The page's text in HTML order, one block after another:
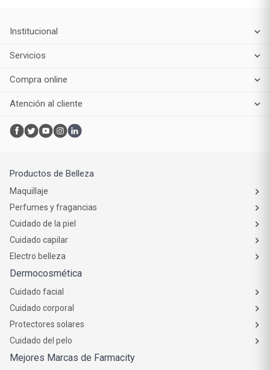
Institucional
Servicios
Compra online
Atención al cliente
Productos de Belleza
Maquillaje
Perfumes y fragancias
Cuidado de la piel
Cuidado capilar
Electro belleza
Dermocosmética
Cuidado facial
Cuidado corporal
Protectores solares
Cuidado del pelo
Mejores Marcas de Farmacity